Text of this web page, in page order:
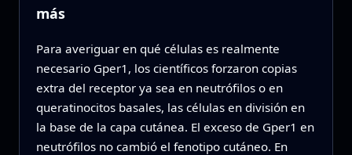
más
Para averiguar en qué células es realmente
necesario Gper1, los científicos forzaron copias
extra del receptor ya sea en neutrófilos o en
queratinocitos basales, las células en división en
la base de la capa cutánea. El exceso de Gper1 en
neutrófilos no cambió el fenotipo cutáneo. En